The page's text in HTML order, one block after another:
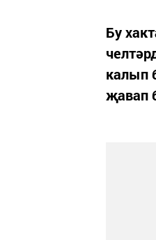
Бу
калып
җавап